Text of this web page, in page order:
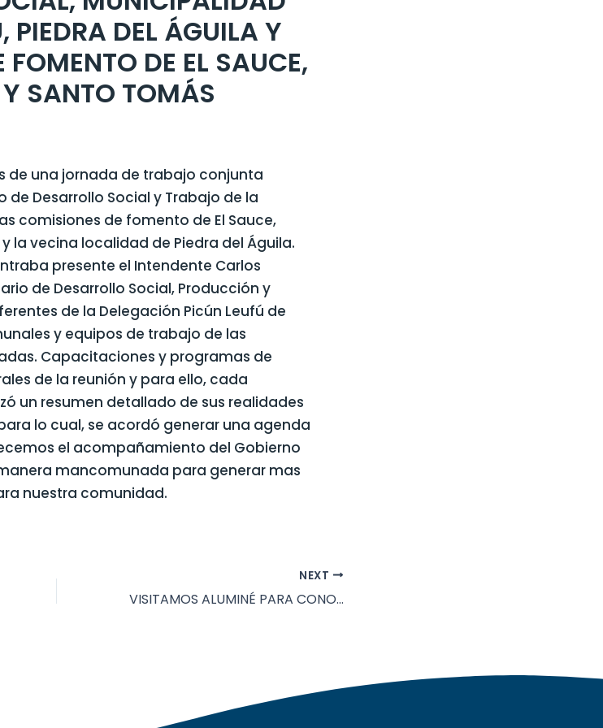
PIEDRA DEL ÁGUILA Y
DE EL SAUCE,
SANTO TOMÁS
de una jornada de trabajo conjunta
de Desarrollo Social y Trabajo de la
comisiones de fomento de El Sauce,
la vecina localidad de Piedra del Águila.
presente el Intendente Carlos
de Desarrollo Social, Producción y
de la Delegación Picún Leufú de
y equipos de trabajo de las
Capacitaciones y programas de
de la reunión y para ello, cada
un resumen detallado de sus realidades
lo cual, se acordó generar una agenda
el acompañamiento del Gobierno
mancomunada para generar mas
nuestra comunidad.
NEXT
VISITAMOS ALUMINÉ PARA CONOCER EL PLAN DE GESTIÓN RESIDUOS SÓLIDOS URBANOS